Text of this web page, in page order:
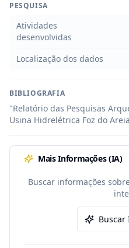
PESQUISA
Atividades
desenvolvidas
Localização dos dados
BIBLIOGRAFIA
"Relatório das Pesquisas
Usina Hidrelétrica Foz do
Mais Informações (IA)
Buscar informações
Buscar